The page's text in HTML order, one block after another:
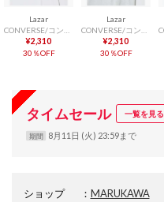
Lazar
¥2,310
30％OFF
Lazar
¥2,310
30％OFF
タイムセール 一覧を見る
期間 8月11日 (火) 23:59まで
ショップ ： MARUKAWA